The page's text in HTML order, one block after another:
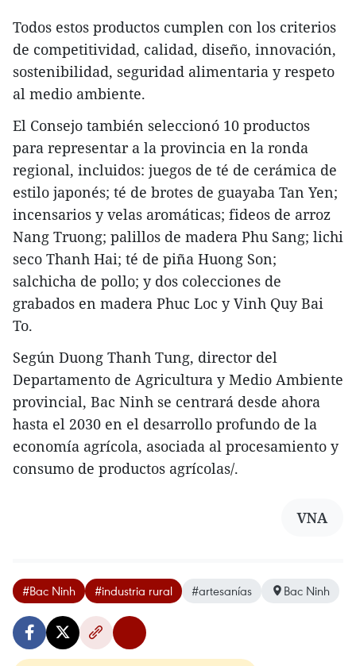
Todos estos productos cumplen con los criterios
de competitividad, calidad, diseño, innovación,
sostenibilidad, seguridad alimentaria y respeto
al medio ambiente.
El Consejo también seleccionó 10 productos
para representar a la provincia en la ronda
regional, incluidos: juegos de té de cerámica de
estilo japonés; té de brotes de guayaba Tan Yen;
incensarios y velas aromáticas; fideos de arroz
Nang Truong; palillos de madera Phu Sang; lichi
seco Thanh Hai; té de piña Huong Son;
salchicha de pollo; y dos colecciones de
grabados en madera Phuc Loc y Vinh Quy Bai
To.
Según Duong Thanh Tung, director del
Departamento de Agricultura y Medio Ambiente
provincial, Bac Ninh se centrará desde ahora
hasta el 2030 en el desarrollo profundo de la
economía agrícola, asociada al procesamiento y
consumo de productos agrícolas/.
VNA
#Bac Ninh #industria rural #artesanías Bac Ninh